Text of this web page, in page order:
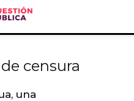
censura
una